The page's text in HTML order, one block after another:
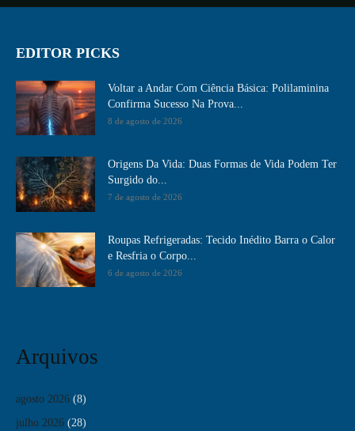
EDITOR PICKS
Voltar a Andar Com Ciência Básica: Polilaminina
Confirma Sucesso Na Prova...
8 de agosto de 2026
Origens Da Vida: Duas Formas de Vida Podem Ter
Surgido do...
7 de agosto de 2026
Roupas Refrigeradas: Tecido Inédito Barra o Calor
e Resfria o Corpo...
6 de agosto de 2026
Arquivos
agosto 2026 (8)
julho 2026 (28)